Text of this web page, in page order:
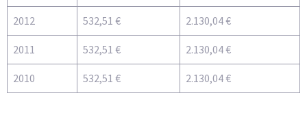
2012 532,51 € 2.130,04 €
2011 532,51 € 2.130,04 €
2010 532,51 € 2.130,04 €